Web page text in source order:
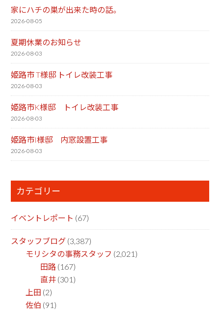
家にハチの巣が出来た時の話。
2026-08-05
夏期休業のお知らせ
2026-08-03
姫路市 T様邸 トイレ改装工事
2026-08-03
姫路市K様邸 トイレ改装工事
2026-08-03
姫路市I様邸 内窓設置工事
2026-08-03
カテゴリー
イベントレポート (67)
スタッフブログ (3,387)
モリシタの事務スタッフ (2,021)
田路 (167)
直井 (301)
上田 (2)
佐伯 (91)